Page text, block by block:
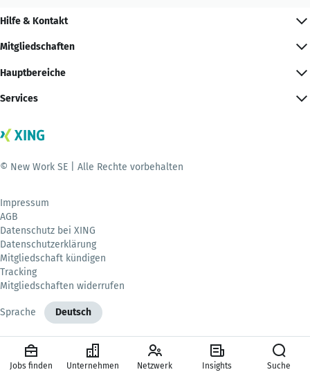
Hilfe & Kontakt
Mitgliedschaften
Hauptbereiche
Services
© New Work SE | Alle Rechte vorbehalten
Impressum
AGB
Datenschutz bei XING
Datenschutzerklärung
Mitgliedschaft kündigen
Tracking
Mitgliedschaften widerrufen
Sprache Deutsch
Jobs finden Unternehmen Netzwerk Insights Suche